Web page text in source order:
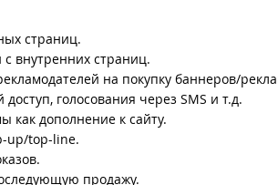
страниц.
внутренних страниц.
на покупку баннеров/
голосования через SMS и т.д.
как дополнение к сайту.
up/top-line.
продажу.